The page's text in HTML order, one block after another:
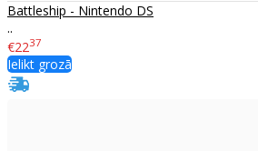
Battleship - Nintendo DS
..
€2237
Ielikt grozā